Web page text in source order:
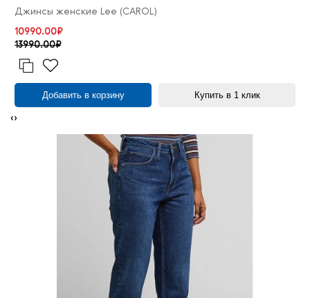
Джинсы женские Lee (CAROL)
10990.00₽
13990.00₽
Добавить в корзину Купить в 1 клик
‹›